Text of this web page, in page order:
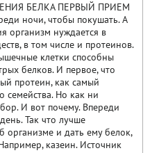
БЕЛКА ПЕРВЫЙ ПРИЕМ
ночи, чтобы покушать. А
организм нуждается в
в том числе и протеинов.
клетки способны
белков. И первое, что
протеин, как самый
семейства. Но как ни
И вот почему. Впереди
Так что лучше
организме и дать ему белок,
казеин. Источник